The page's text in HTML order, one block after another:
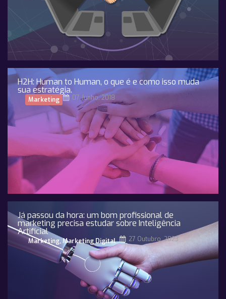
H2H: Human to Human, o que é e como isso muda
sua estratégia.
Marketing 07 Junho, 2018
Já passou da hora: um bom profissional de
marketing precisa estudar sobre Inteligência
Artificial
Marketing,Marketing Digital 27 Outubro, 2023